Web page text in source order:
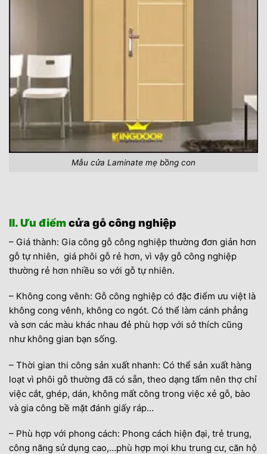
Mẫu cửa Laminate mẹ bồng con
II. Ưu điểm cửa gỗ công nghiệp
– Giá thành: Gia công gỗ công nghiệp thường đơn giản hơn
gỗ tự nhiên, giá phôi gỗ rẻ hơn, vì vậy gỗ công nghiệp
thường rẻ hơn nhiều so với gỗ tự nhiên.
– Không cong vênh: Gỗ công nghiệp có đặc điểm ưu việt là
không cong vênh, không co ngót. Có thể làm cánh phẳng
và sơn các màu khác nhau đẻ phù hợp với sở thích cũng
như không gian bạn sống.
– Thời gian thi công sản xuất nhanh: Có thể sản xuất hàng
loạt vì phôi gỗ thường đã có sẵn, theo dạng tấm nên thợ chỉ
việc cắt, ghép, dán, không mất công trong việc xẻ gỗ, bào
và gia công bề mặt đánh giấy ráp…
– Phù hợp với phong cách: Phong cách hiện đại, trẻ trung,
công năng sử dụng cao,…phù hợp mọi khu trung cư, căn hộ